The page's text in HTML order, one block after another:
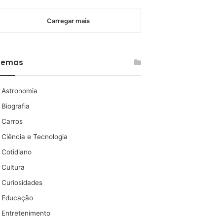
Carregar mais
Astronomia
Biografia
Carros
Ciência e Tecnologia
Cotidiano
Cultura
Curiosidades
Educação
Entretenimento